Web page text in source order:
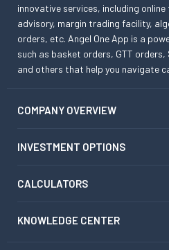
innovative services, including
advisory, margin trading facility,
orders, etc. Angel One App is a
such as basket orders, GTT
and others that help you navigate
COMPANY OVERVIEW
INVESTMENT OPTIONS
CALCULATORS
KNOWLEDGE CENTER